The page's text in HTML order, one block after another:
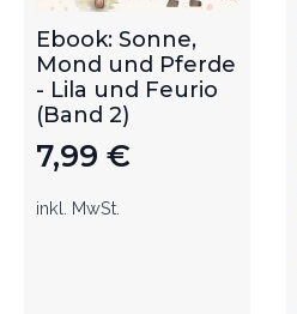
Ebook: Sonne,
Mond und Pferde
- Lila und Feurio
(Band 2)
7,99 €
inkl. MwSt.